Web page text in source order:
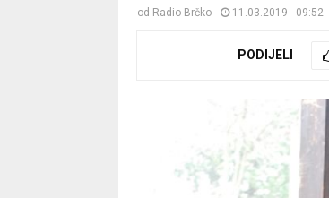
od Radio Brčko 11.03.2019 - 09:52
PODIJELI